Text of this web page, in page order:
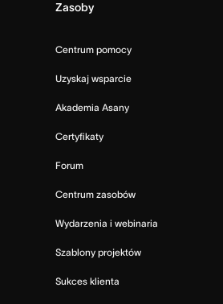
Zasoby
Centrum pomocy
Uzyskaj wsparcie
Akademia Asany
Certyfikaty
Forum
Centrum zasobów
Wydarzenia i webinaria
Szablony projektów
Sukces klienta